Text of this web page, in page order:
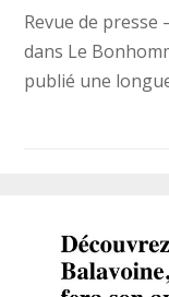
Revue de
dans Le
publié une